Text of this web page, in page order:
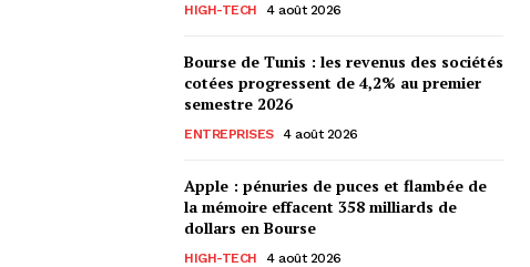
HIGH-TECH 4 août 2026
Bourse de Tunis : les revenus des sociétés
cotées progressent de 4,2% au premier
semestre 2026
ENTREPRISES 4 août 2026
Apple : pénuries de puces et flambée de
la mémoire effacent 358 milliards de
dollars en Bourse
HIGH-TECH 4 août 2026